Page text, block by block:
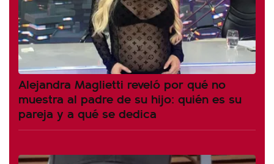
Alejandra Maglietti reveló por qué no
muestra al padre de su hijo: quién es su
pareja y a qué se dedica